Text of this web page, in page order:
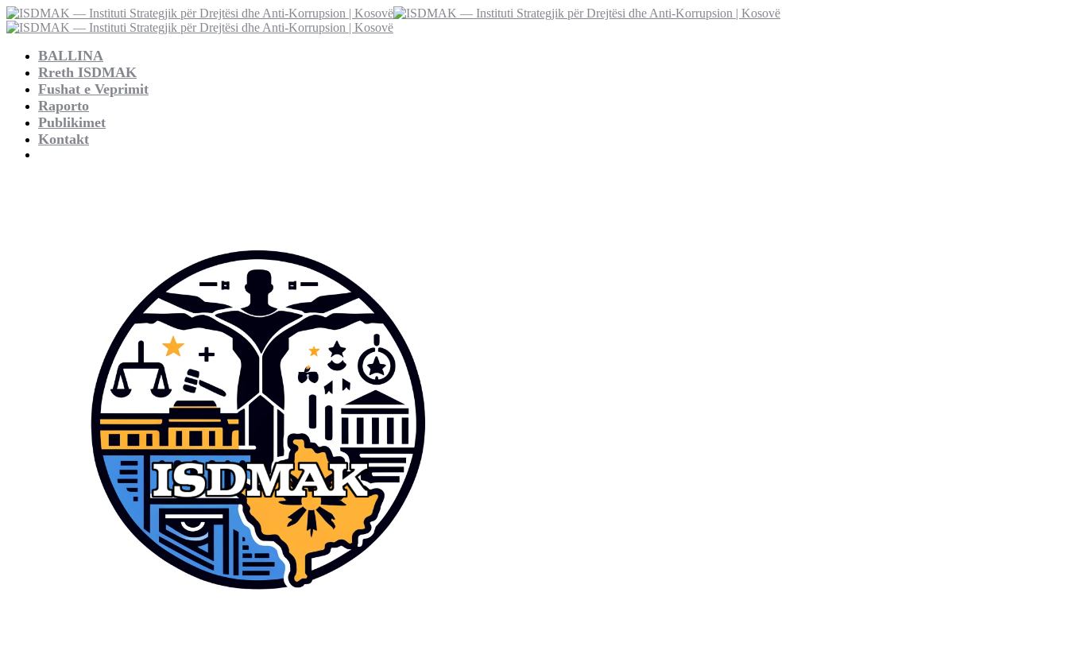
BALLINA
Rreth ISDMAK
Fushat e Veprimit
Raporto
Publikimet
Kontakt